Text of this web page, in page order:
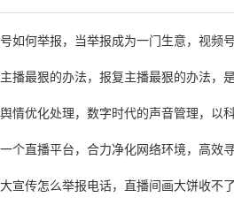
何举报，当举报成为一门生意，视频号生态背后的隐忧与应对
最狠的办法，报复主播最狠的办法，是把自己活成他再也骗不到的
优化处理，数字时代的声音管理，以科学方式实现网络舆情的正向优
播平台，合力净化网络环境，高效寻找同伴举报违规直播的实用指
怎么举报电话，直播间画大饼收不了货？手把手教你如何精准举报